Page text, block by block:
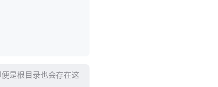
是根目录也会存在这